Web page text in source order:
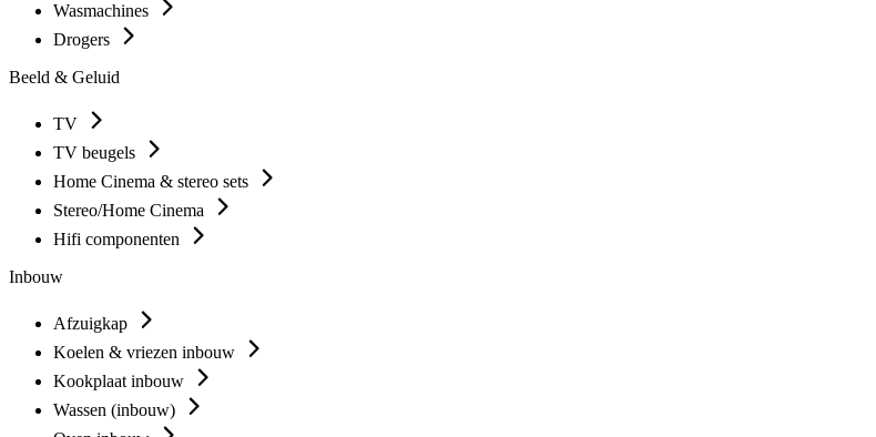
Wasmachines
Drogers
Beeld & Geluid
TV
TV beugels
Home Cinema & stereo sets
Stereo/Home Cinema
Hifi componenten
Inbouw
Afzuigkap
Koelen & vriezen inbouw
Kookplaat inbouw
Wassen (inbouw)